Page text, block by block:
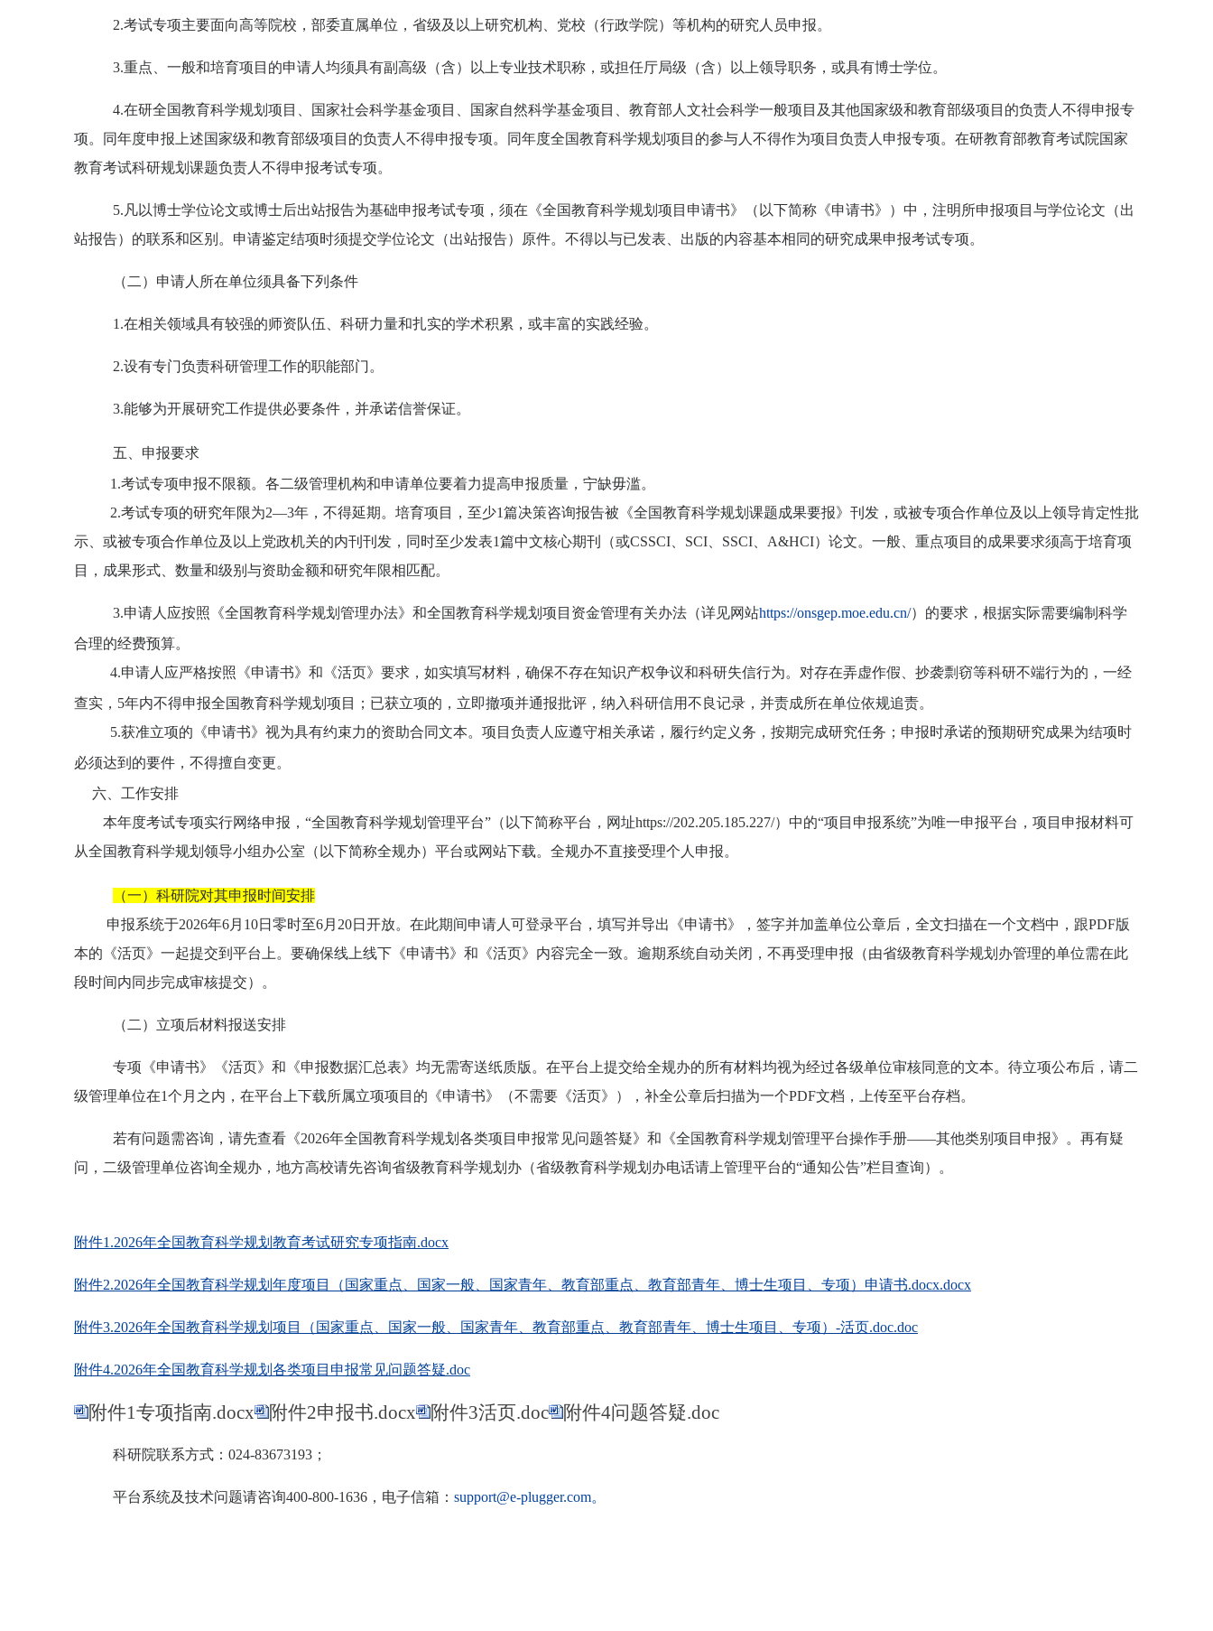
2.考试专项主要面向高等院校，部委直属单位，省级及 以上研究机构、党校（行政学院）等机构的研究人员申报。
3.重点、一般和培育项目的申请人均须具有副高级 （含） 以上专业技术职称，或担任厅局级（含）以上领导职务，或具有博士学位。
4.在研全国教育科学规划项目、国家社会科学基金项目、国家自然科学基金项目、教育部人文社会科学一般项目及其他国家级和教育部级项目的负责人不得申报专
项。同年度申报上述国家级和教育部级项目的负责人不得申报专项。同年度全国教育科学规划项目的参与人不得作为项目负责人申报专项。在研教育部教育考试院国家
教育考试科研规划课题负责人不得申报考试专项。
5. 凡以博士学位论文或博士后出站报告为基础申报考试专项，须在《全国教育科学规划项目申请书》（以下简称《申请书》）中，注明所申报项目与学位论文（出
站报告）的联系和区别。申请鉴定结项时须提交学位论文（出站报告）原件。不得以与已发表、 出版的内容基本相同的研究成果申报考试专项。
（ 二） 申请人所在单位须具备下列条件
1.在相关领域具有较强的师资队伍、科研力量和扎实的学术积累，或丰富的实践经验。
2.设有专门负责科研管理工作的职能部门。
3.能够为开展研究工作提供必要条件，并承诺信誉保证。
五、申报要求
1.考试专项申报不限额。各二级管理机构和申请单位要着力提高申报质量，宁缺毋滥。
2.考试专项的研究年限为2—3年，不得延期。培育项目，至少1篇决策咨询报告被《全国教育科学规划课题成果要报》刊发，或被专项合作单位及以上领导肯定性批
示、或被专项合作单位及以上党政机关的内刊刊发，同时至少发表1篇中文核心期刊（或CSSCI SCI SSCI A&HCI）论文。一般、重点项目的成果要求须高于培育项
目，成果形式、数量和级别与资助金额和研究年限相匹配。
3.申请人应按照《全国教育科学规划管理办法》和全国教育科学规划 项目 资金管理有关办法（详见网站https://onsgep.moe.edu.cn/）的要求，根据实际需要编制科学
合理的经费预算。
4.申请人应严格按照《申请书》和《活页》要求，如实填写材料，确保不存在知识产权争议和科研失信行为。对存在弄虚作假、抄袭剽窃等科研不端行为的，一经
查实， 5年内不得申报全国教育科学规划项目；已获立项的，立即撤项并通报批评，纳入科研信用不良记录，并责成所在单位依规追责。
5.获准立项的《申请书》视为具有约束力的资助合同文本。项目负责人应遵守相关承诺，履行约定义务，按期完成研究任务；申报时承诺的预期研究成果为结项时
必须达到的要件，不得擅自变更。
六、工作安排
本年度考试专项实行网络申报， “全国教育科学规划管理平台” （以下简称平台，网址https://202.205.185.227/）中的“项目申报系统”为唯一申报平台， 项目申报材料可
从全国教育科学规划领导小组办公室（以下简称全规办）平台或网站下载。全规办不直接受理个人申报。
（一）科研院对其申报时间安排
申报系统于2026年6月 10日 零时至6月 20日 开放。在此期间申请人可登录平台，填写并导出《申请书》，签字并加盖单位公章后，全文扫描在一个文档中，跟PDF版
本的《活页》一起提交到平台上。要确保线上线下《申请书》和《活页》内容完全一致。逾期系统自动关闭，不再受理申报（由省级教育科学规划办管理的单位需在此
段时间内同步完成审核提交）。
（二） 立项后材料报送安排
专项 《申请书》《活页》和《申报数据汇总表》均无需寄送纸质版。 在平台上提交给全规办的所有材料均视为经过各级单位审核同意的文本。待立项公布后，请二
级管理单位在1个月之内，在平台上下载所属立项项目的《申请书》（不需要《活页》），补全公章后扫描为一个PDF文档，上传至平台存档。
若有问题需咨询，请先查看《2026年全国教育科学规划各类项目申报常见问题答疑》和《全国教育科学规划管理平台操作手册——其他类别项目申报》。再有疑
问，二级管理单位咨询全规办，地方高校请先咨询省级教育科学规划办（省级教育科学规划办电话请上管理平台的“通知公告”栏目查询）。
附件1.2026年全国教育科学规划教育考试研究专项指南.docx
附件2.2026年全国教育科学规划年度项目（国家重点、国家一般、国家青年、教育部重点、教育部青年、博士生项目、专项）申请书.docx.docx
附件3.2026年全国教育科学规划项目（国家重点、国家一般、国家青年、教育部重点、教育部青年、博士生项目、专项）-活页.doc.doc
附件4.2026年全国教育科学规划各类项目申报常见问题答疑.doc
附件1专项指南.docx 附件2申报书.docx 附件3活页.doc 附件4问题答疑.doc
科研院联系方式： 024-83673193 ；
平台系统及技术问题请咨询400-800-1636 ，电子信箱： support@e-plugger.com。